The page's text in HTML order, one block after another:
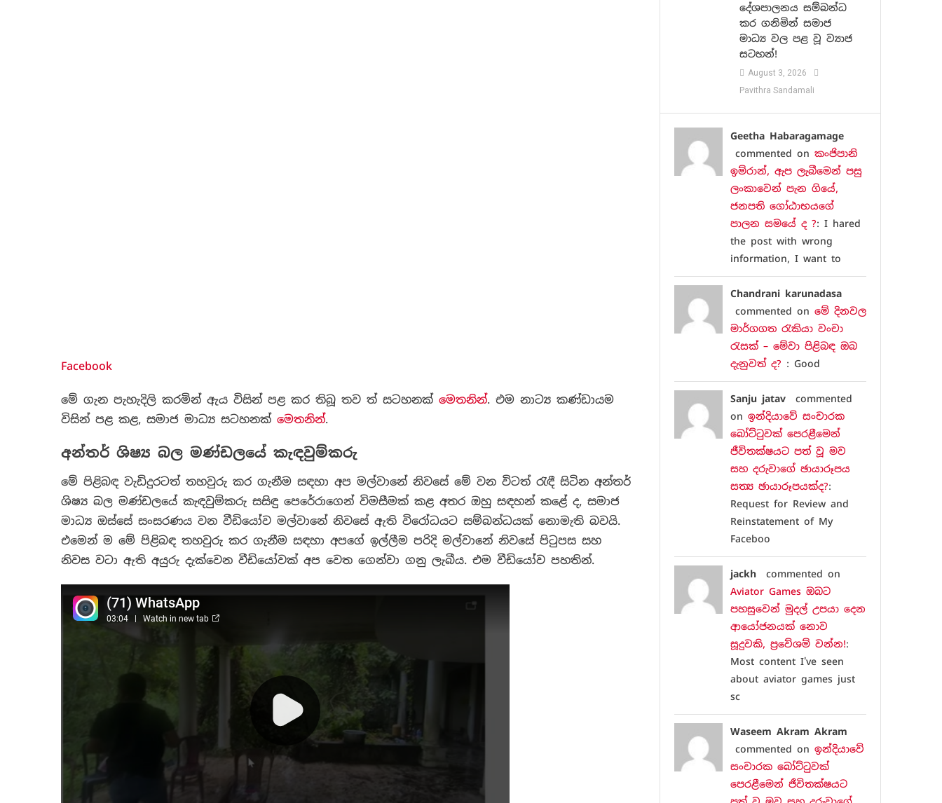
Facebook
මේ ගැන පැහැදිලි කරමින් ඇය විසින් පළ කර තිබූ තව ත් සටහනක් මෙතනින්. එම නාට්‍ය කණ්ඩායම
විසින් පළ කළ, සමාජ මාධ්‍ය සටහනක් මෙතනින්.
අන්තර් ශිෂ්‍ය බල මණ්ඩලයේ කැඳවුම්කරු
මේ පිළිබඳ වැඩිදුරටත් තහවුරු කර ගැනීම සඳහා අප මල්වානේ නිවසේ මේ වන විටත් රැඳී සිටින අන්තර්
ශිෂ්‍ය බල මණ්ඩලයේ කැඳවුම්කරු සසිඳු පෙරේරාගෙන් විමසීමක් කළ අතර ඔහු සඳහන් කළේ ද, සමාජ
මාධ්‍ය ඔස්සේ සංසරණය වන වීඩියෝව මල්වානේ නිවසේ ඇති විරෝධයට සම්බන්ධයක් නොමැති බවයි.
එමෙන් ම මේ පිළිබඳ තහවුරු කර ගැනීම සඳහා අපගේ ඉල්ලීම පරිදි මල්වානේ නිවසේ පිටුපස සහ
නිවස වටා ඇති අයුරු දැක්වෙන වීඩියෝවක් අප වෙත ගෙන්වා ගනු ලැබීය. එම වීඩියෝව පහතින්.
දේශපාලනය සම්බන්ධ
කර ගනිමින් සමාජ
මාධ්‍ය වල පළ වූ ව්‍යාජ
සටහන්!
August 3, 2026
Pavithra Sandamali
Geetha Habaragamage
commented on කංජිපානි
ඉම්රාන්, ඇප ලැබීමෙන් පසු
ලංකාවෙන් පැන ගියේ,
ජනපති ගෝඨාභයගේ
පාලන සමයේ ද ?: I hared
the post with wrong
information, I want to
Chandrani karunadasa
commented on මේ දිනවල
මාර්ගගත රැකියා වංචා
රැසක් – මේවා පිළිබඳ ඔබ
දැනුවත් ද? : Good
Sanju jatavcommented
on ඉන්දියාවේ සංචාරක
බෝට්ටුවක් පෙරළීමෙන්
ජීවිතක්ෂයට පත් වූ මව
සහ දරුවාගේ ඡායාරූපය
සත්‍ය ඡායාරූපයක්ද?:
Request for Review and
Reinstatement of My
Faceboo
jackhcommented on
Aviator Games ඔබට
පහසුවෙන් මුදල් උපයා දෙන
ආයෝජනයක් නොව
සූදුවකි, ප්‍රවේශම් වන්න!:
Most content I've seen
about aviator games just
sc
Waseem Akram Akram
commented on ඉන්දියාවේ
සංචාරක බෝට්ටුවක්
පෙරළීමෙන් ජීවිතක්ෂයට